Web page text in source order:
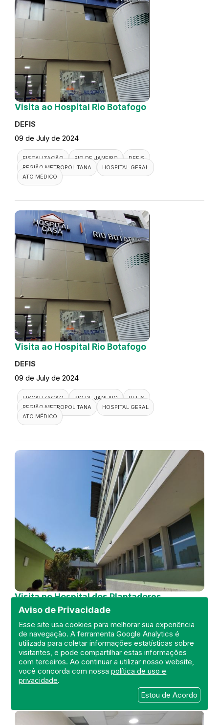
Aviso de Privacidade
Esse site usa cookies para melhorar sua experiência
de navegação. A ferramenta Google Analytics é
utilizada para coletar informações estatísticas sobre
visitantes, e pode compartilhar estas informações
com terceiros. Ao continuar a utilizar nosso website,
você concorda com nossapolítica de uso e
privacidade.
Estou de Acordo
Visita ao Hospital Rio Botafogo
DEFIS
09 de July de 2024
FISCALIZAÇÃO RIO DE JANEIRO
DEFIS
REGIÃO METROPOLITANA
HOSPITAL GERAL
ATO MÉDICO
Visita ao Hospital Rio Botafogo
DEFIS
09 de July de 2024
FISCALIZAÇÃO RIO DE JANEIRO
DEFIS
REGIÃO METROPOLITANA
HOSPITAL GERAL
ATO MÉDICO
Visita no Hospital dos Plantadores
de Cana
DEFIS
04 de July de 2024
FISCALIZAÇÃO
RIO DE JANEIRO
HOSPITAL GERAL
ATO MÉDICO
REGIÃO NORTE